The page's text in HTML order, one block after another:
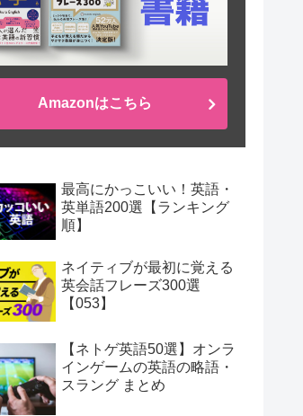
Amazonはこちら
最高にかっこいい！英語・
英単語200選【ランキング
順】
ネイティブが最初に覚える
英会話フレーズ300選
【053】
【ネトゲ英語50選】オンラ
インゲームの英語の略語・
スラング まとめ